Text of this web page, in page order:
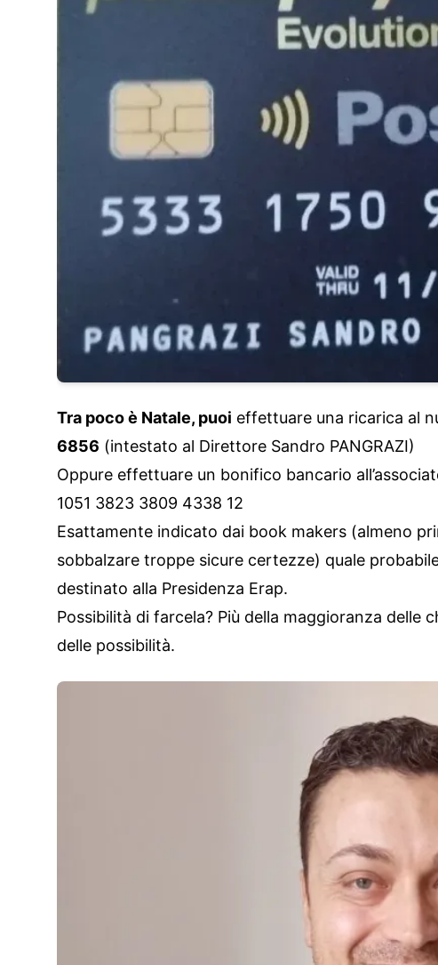
Tra poco è Natale, puoi effettuare una ricarica al
6856 (intestato al Direttore Sandro PANGRAZI)
Oppure effettuare un bonifico bancario
1051 3823 3809 4338 12
Esattamente indicato dai book makers (almeno
sobbalzare troppe sicure certezze) quale
destinato alla Presidenza Erap.
Possibilità di farcela? Più della maggioranza delle
delle possibilità.